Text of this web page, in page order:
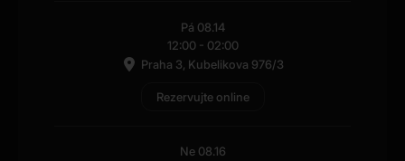
Pá 08.14
12:00- 02:00
Praha 3, Kubelikova 976/3
Rezervujte online
Ne 08.16